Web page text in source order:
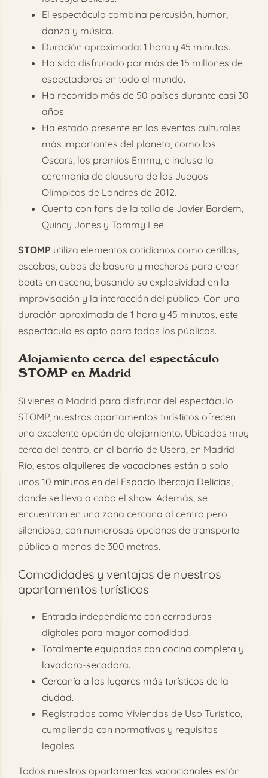
El espectáculo combina percusión, humor,
danza y música.
Duración aproximada: 1 hora y 45 minutos.
Ha sido disfrutado por más de 15 millones de
espectadores en todo el mundo.
Ha recorrido más de 50 países durante casi 30
años
Ha estado presente en los eventos culturales
más importantes del planeta, como los
Oscars, los premios Emmy, e incluso la
ceremonia de clausura de los Juegos
Olímpicos de Londres de 2012.
Cuenta con fans de la talla de Javier Bardem,
Quincy Jones y Tommy Lee.
STOMP utiliza elementos cotidianos como cerillas,
escobas, cubos de basura y mecheros para crear
beats en escena, basando su explosividad en la
improvisación y la interacción del público. Con una
duración aproximada de 1 hora y 45 minutos, este
espectáculo es apto para todos los públicos.
Alojamiento cerca del espectáculo
STOMP en Madrid
Si vienes a Madrid para disfrutar del espectáculo
STOMP, nuestros apartamentos turísticos ofrecen
una excelente opción de alojamiento. Ubicados muy
cerca del centro, en el barrio de Usera, en Madrid
Río, estos alquileres de vacaciones están a solo
unos 10 minutos en del Espacio Ibercaja Delicias,
donde se lleva a cabo el show. Además, se
encuentran en una zona cercana al centro pero
silenciosa, con numerosas opciones de transporte
público a menos de 300 metros.
Comodidades y ventajas de nuestros
apartamentos turísticos
Entrada independiente con cerraduras
digitales para mayor comodidad.
Totalmente equipados con cocina completa y
lavadora-secadora.
Cercanía a los lugares más turísticos de la
ciudad.
Registrados como Viviendas de Uso Turístico,
cumpliendo con normativas y requisitos
legales.
Todos nuestros apartamentos vacacionales están